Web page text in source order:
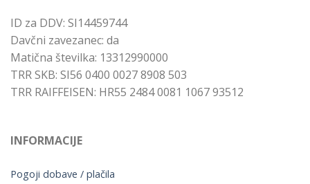
ID za DDV: SI14459744
Davčni zavezanec: da
Matična številka: 13312990000
TRR SKB: SI56 0400 0027 8908 503
TRR RAIFFEISEN: HR55 2484 0081 1067 93512
INFORMACIJE
Pogoji dobave / plačila